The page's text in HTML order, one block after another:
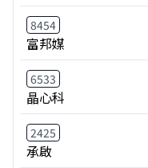
8454
富邦媒
6533
晶心科
2425
承啟